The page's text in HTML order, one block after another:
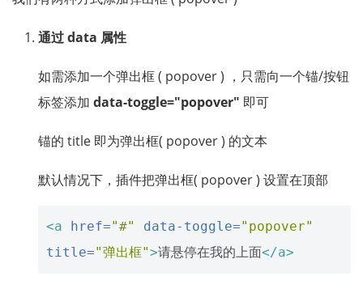
通过 data 属性
如需添加一个弹出框 ( popover ) ，只需向一个锚/按钮
标签添加 data-toggle="popover" 即可
锚的 title 即为弹出框( popover ) 的文本
默认情况下，插件把弹出框( popover ) 设置在顶部
<a href="#" data-toggle="popover"
title="弹出框">请悬停在我的上面</a>